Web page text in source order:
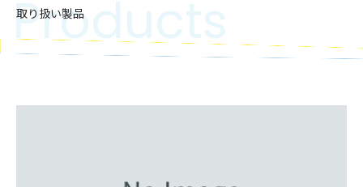
取り扱い製品
Products